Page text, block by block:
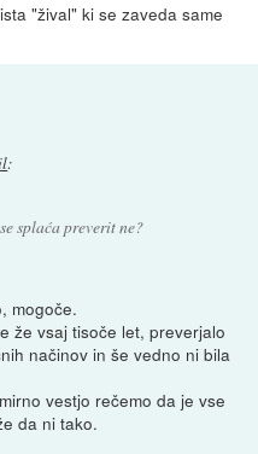
"žival" ki se zaveda same
:
splaća preverit ne?
mogoče.
že vsaj tisoče let, preverjalo
načinov in še vedno ni bila
vestjo rečemo da je vse
da ni tako.